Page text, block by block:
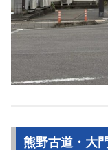
熊野古道・大